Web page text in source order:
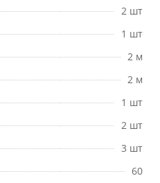
2 шт
1 шт
2 м
2 м
1 шт
2 шт
3 шт
60